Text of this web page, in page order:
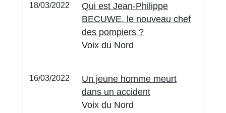
18/03/2022
Qui est Jean-Philippe
BECUWE, le nouveau chef
des pompiers ?
Voix du Nord
16/03/2022
Un jeune homme meurt
dans un accident
Voix du Nord